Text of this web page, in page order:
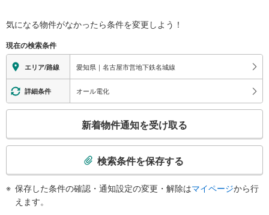
ルチェックはもちろん何度も報告と確認を繰り返し、取引の安全性を追求
しています。ご覧いただきありがとうございます！
気になる物件がなかったら条件を変更しよう！
現在の検索条件
エリア/路線 愛知県｜名古屋市営地下鉄名城線
詳細条件 オール電化
検
新着物件通知を受け取る
検索条件を保存する
保存した条件の確認・通知設定の変更・解除はマイページから行
えます。